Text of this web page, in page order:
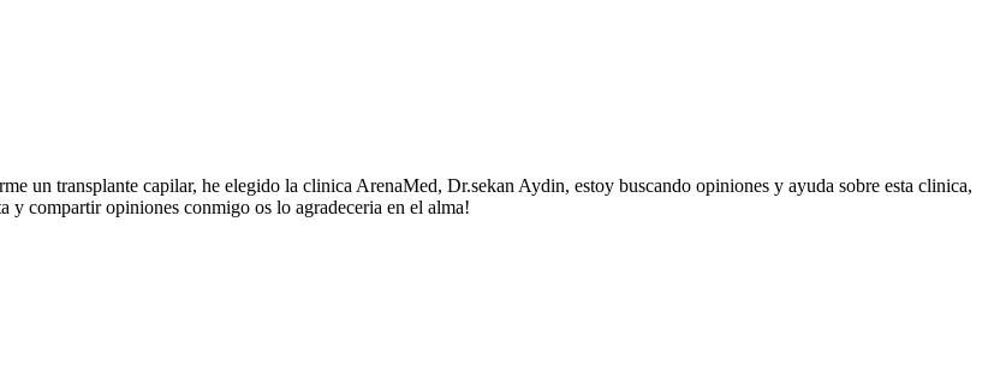
un transplante capilar, he elegido la clinica ArenaMed, Dr.sekan Aydin, estoy buscando opiniones y ayuda sobre esta clinica,
y compartir opiniones conmigo os lo agradeceria en el alma!